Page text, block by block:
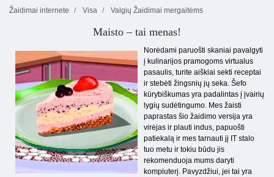
Žaidimai internete Visa Valgių Žaidimai mergaitėms
Maisto – tai menas!
Norėdami paruošti skaniai pavalgyti
į kulinarijos pramogoms virtualus
pasaulis, turite aiškiai sekti receptai
ir stebėti žingsnių jų seka. Šefo
kūrybiškumas yra padalintas į įvairių
lygių sudėtingumo. Mes žaisti
paprastas šio žaidimo versija yra
virėjas ir plauti indus, papuošti
patiekalą ir mes tarnauti jį IT stalo
tuo metu ir tokiu būdu jis
rekomenduoja mums daryti
kompiuterį. Pavyzdžiui, jei tai yra